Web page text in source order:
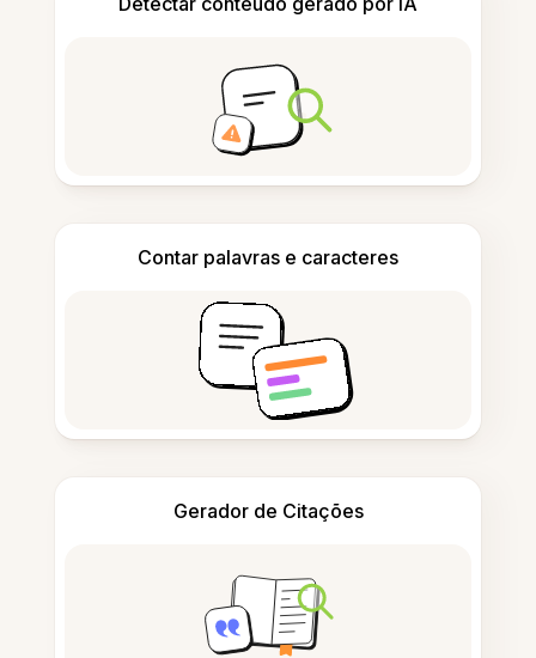
Contar palavras e caracteres
Gerador de Citações